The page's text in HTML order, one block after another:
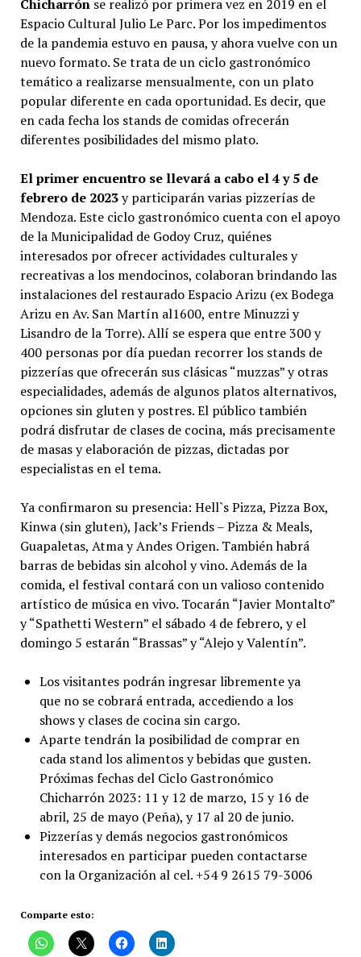
Chicharrónse realizó por primera vez en 2019 en el
Espacio Cultural Julio Le Parc. Por los impedimentos
de la pandemia estuvo en pausa, y ahora vuelve con un
nuevo formato. Se trata de un ciclo gastronómico
temático a realizarse mensualmente, con un plato
popular diferente en cada oportunidad. Es decir, que
en cada fecha los stands de comidas ofrecerán
diferentes posibilidades del mismo plato.
El primer encuentro se llevará a cabo el 4 y 5 de
febrero de 2023y participarán varias pizzerías de
Mendoza. Este ciclo gastronómico cuenta con el apoyo
de la Municipalidad de Godoy Cruz, quiénes
interesados por ofrecer actividades culturales y
recreativas a los mendocinos, colaboran brindando las
instalaciones del restaurado Espacio Arizu (ex Bodega
Arizu en Av. San Martín al1600, entre Minuzzi y
Lisandro de la Torre). Allí se espera que entre 300 y
400 personas por día puedan recorrer los stands de
pizzerías que ofrecerán sus clásicas “muzzas” y otras
especialidades, además de algunos platos alternativos,
opciones sin gluten y postres. El público también
podrá disfrutar de clases de cocina, más precisamente
de masas y elaboración de pizzas, dictadas por
especialistas en el tema.
Ya confirmaron su presencia: Hell`s Pizza, Pizza Box,
Kinwa (sin gluten), Jack’s Friends – Pizza & Meals,
Guapaletas, Atma y Andes Origen. También habrá
barras de bebidas sin alcohol y vino. Además de la
comida, el festival contará con un valioso contenido
artístico de música en vivo. Tocarán “Javier Montalto”
y “Spathetti Western” el sábado 4 de febrero, y el
domingo 5 estarán “Brassas” y “Alejo y Valentín”.
Los visitantes podrán ingresar libremente ya
que no se cobrará entrada, accediendo a los
shows y clases de cocina sin cargo.
Aparte tendrán la posibilidad de comprar en
cada stand los alimentos y bebidas que gusten.
Próximas fechas del Ciclo Gastronómico
Chicharrón 2023: 11 y 12 de marzo, 15 y 16 de
abril, 25 de mayo (Peña), y 17 al 20 de junio.
Pizzerías y demás negocios gastronómicos
interesados en participar pueden contactarse
con la Organización al cel. +54 9 2615 79-3006
Comparte esto: